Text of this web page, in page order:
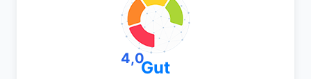
4,0Gut